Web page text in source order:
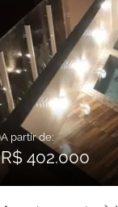
A partir de:
R$ 402.000